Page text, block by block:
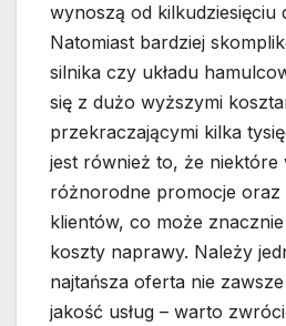
wynoszą od kilkudziesięciu
Natomiast bardziej
silnika czy układu
się z dużo wyższymi
przekraczającymi kilka
jest również to, że niektóre
różnorodne promocje oraz
klientów, co może
koszty naprawy. Należy
najtańsza oferta nie
jakość usług – warto